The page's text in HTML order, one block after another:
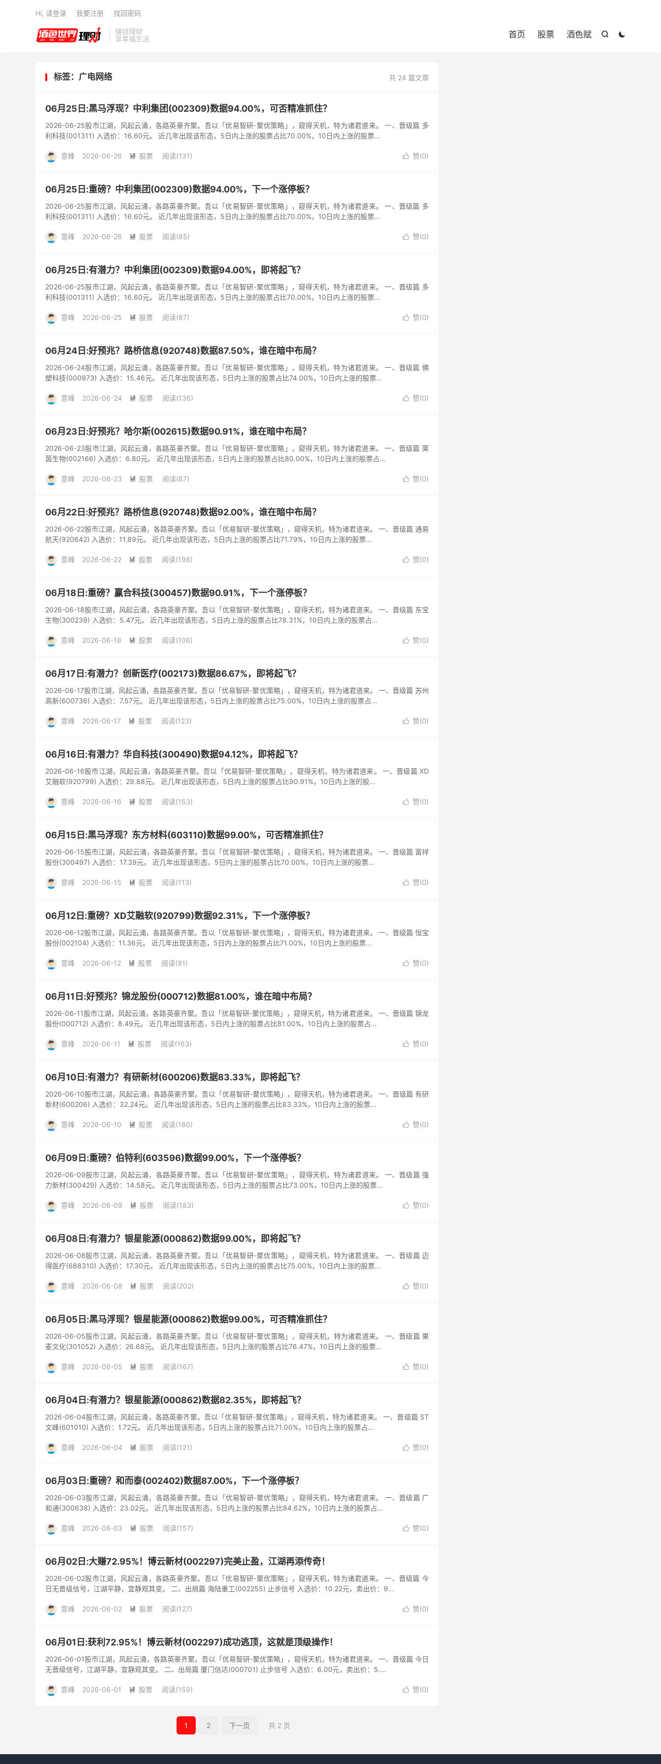
赚钱理财
享幸福生活


首页 股票 酒色赋
Hi, 请登录 我要注册 找回密码
共 24 篇文章
标签：广电网络
06月25日:黑马浮现？中利集团(002309)数据94.00%，可否精准抓住？
2026-06-25股市江湖，风起云涌，各路英豪齐聚。吾以「优易智研-聚优策略」，窥得天机，特为诸君道来。 一、晋级篇 多
利科技(001311) 入选价：16.60元。 近几年出现该形态，5日内上涨的股票占比70.00%，10日内上涨的股票...
 赞(0)
意峰 2026-06-26  股票 阅读(131)
06月25日:重磅？中利集团(002309)数据94.00%，下一个涨停板？
2026-06-25股市江湖，风起云涌，各路英豪齐聚。吾以「优易智研-聚优策略」，窥得天机，特为诸君道来。 一、晋级篇 多
利科技(001311) 入选价：16.60元。 近几年出现该形态，5日内上涨的股票占比70.00%，10日内上涨的股票...
 赞(0)
意峰 2026-06-26  股票 阅读(85)
06月25日:有潜力？中利集团(002309)数据94.00%，即将起飞？
2026-06-25股市江湖，风起云涌，各路英豪齐聚。吾以「优易智研-聚优策略」，窥得天机，特为诸君道来。 一、晋级篇 多
利科技(001311) 入选价：16.60元。 近几年出现该形态，5日内上涨的股票占比70.00%，10日内上涨的股票...
 赞(0)
意峰 2026-06-25  股票 阅读(87)
06月24日:好预兆？路桥信息(920748)数据87.50%，谁在暗中布局？
2026-06-24股市江湖，风起云涌，各路英豪齐聚。吾以「优易智研-聚优策略」，窥得天机，特为诸君道来。 一、晋级篇 佛
塑科技(000973) 入选价：15.46元。 近几年出现该形态，5日内上涨的股票占比74.00%，10日内上涨的股票...
 赞(0)
意峰 2026-06-24  股票 阅读(136)
06月23日:好预兆？哈尔斯(002615)数据90.91%，谁在暗中布局？
2026-06-23股市江湖，风起云涌，各路英豪齐聚。吾以「优易智研-聚优策略」，窥得天机，特为诸君道来。 一、晋级篇 莱
茵生物(002166) 入选价：6.80元。 近几年出现该形态，5日内上涨的股票占比80.00%，10日内上涨的股票占...
 赞(0)
意峰 2026-06-23  股票 阅读(87)
06月22日:好预兆？路桥信息(920748)数据92.00%，谁在暗中布局？
2026-06-22股市江湖，风起云涌，各路英豪齐聚。吾以「优易智研-聚优策略」，窥得天机，特为诸君道来。 一、晋级篇 通易
航天(920642) 入选价：11.89元。 近几年出现该形态，5日内上涨的股票占比71.79%，10日内上涨的股票...
 赞(0)
意峰 2026-06-22  股票 阅读(198)
06月18日:重磅？赢合科技(300457)数据90.91%，下一个涨停板？
2026-06-18股市江湖，风起云涌，各路英豪齐聚。吾以「优易智研-聚优策略」，窥得天机，特为诸君道来。 一、晋级篇 东宝
生物(300239) 入选价：5.47元。 近几年出现该形态，5日内上涨的股票占比78.31%，10日内上涨的股票占...
 赞(0)
意峰 2026-06-18  股票 阅读(106)
06月17日:有潜力？创新医疗(002173)数据86.67%，即将起飞？
2026-06-17股市江湖，风起云涌，各路英豪齐聚。吾以「优易智研-聚优策略」，窥得天机，特为诸君道来。 一、晋级篇 苏州
高新(600736) 入选价：7.57元。 近几年出现该形态，5日内上涨的股票占比75.00%，10日内上涨的股票占...
 赞(0)
意峰 2026-06-17  股票 阅读(123)
06月16日:有潜力？华自科技(300490)数据94.12%，即将起飞？
2026-06-16股市江湖，风起云涌，各路英豪齐聚。吾以「优易智研-聚优策略」，窥得天机，特为诸君道来。 一、晋级篇 XD
艾融软(920799) 入选价：29.88元。 近几年出现该形态，5日内上涨的股票占比90.91%，10日内上涨的股...
 赞(0)
意峰 2026-06-16  股票 阅读(153)
06月15日:黑马浮现？东方材料(603110)数据99.00%，可否精准抓住？
2026-06-15股市江湖，风起云涌，各路英豪齐聚。吾以「优易智研-聚优策略」，窥得天机，特为诸君道来。 一、晋级篇 富祥
股份(300497) 入选价：17.39元。 近几年出现该形态，5日内上涨的股票占比70.00%，10日内上涨的股票...
 赞(0)
意峰 2026-06-15  股票 阅读(113)
06月12日:重磅？XD艾融软(920799)数据92.31%，下一个涨停板？
2026-06-12股市江湖，风起云涌，各路英豪齐聚。吾以「优易智研-聚优策略」，窥得天机，特为诸君道来。 一、晋级篇 恒宝
股份(002104) 入选价：11.36元。 近几年出现该形态，5日内上涨的股票占比71.00%，10日内上涨的股票...
 赞(0)
意峰 2026-06-12  股票 阅读(91)
06月11日:好预兆？锦龙股份(000712)数据81.00%，谁在暗中布局？
2026-06-11股市江湖，风起云涌，各路英豪齐聚。吾以「优易智研-聚优策略」，窥得天机，特为诸君道来。 一、晋级篇 锦龙
股份(000712) 入选价：8.49元。 近几年出现该形态，5日内上涨的股票占比81.00%，10日内上涨的股票占...
 赞(0)
意峰 2026-06-11  股票 阅读(163)
06月10日:有潜力？有研新材(600206)数据83.33%，即将起飞？
2026-06-10股市江湖，风起云涌，各路英豪齐聚。吾以「优易智研-聚优策略」，窥得天机，特为诸君道来。 一、晋级篇 有研
新材(600206) 入选价：32.24元。 近几年出现该形态，5日内上涨的股票占比83.33%，10日内上涨的股票...
 赞(0)
意峰 2026-06-10  股票 阅读(160)
06月09日:重磅？伯特利(603596)数据99.00%，下一个涨停板？
2026-06-09股市江湖，风起云涌，各路英豪齐聚。吾以「优易智研-聚优策略」，窥得天机，特为诸君道来。 一、晋级篇 强
力新材(300429) 入选价：14.58元。 近几年出现该形态，5日内上涨的股票占比73.00%，10日内上涨的股票...
 赞(0)
意峰 2026-06-09  股票 阅读(183)
06月08日:有潜力？银星能源(000862)数据99.00%，即将起飞？
2026-06-08股市江湖，风起云涌，各路英豪齐聚。吾以「优易智研-聚优策略」，窥得天机，特为诸君道来。 一、晋级篇 迈
得医疗(688310) 入选价：17.30元。 近几年出现该形态，5日内上涨的股票占比75.00%，10日内上涨的股票...
 赞(0)
意峰 2026-06-08  股票 阅读(202)
06月05日:黑马浮现？银星能源(000862)数据99.00%，可否精准抓住？
2026-06-05股市江湖，风起云涌，各路英豪齐聚。吾以「优易智研-聚优策略」，窥得天机，特为诸君道来。 一、晋级篇 果
麦文化(301052) 入选价：26.68元。 近几年出现该形态，5日内上涨的股票占比76.47%，10日内上涨的股票...
 赞(0)
意峰 2026-06-05  股票 阅读(167)
06月04日:有潜力？银星能源(000862)数据82.35%，即将起飞？
2026-06-04股市江湖，风起云涌，各路英豪齐聚。吾以「优易智研-聚优策略」，窥得天机，特为诸君道来。 一、晋级篇 ST
文峰(601010) 入选价：1.72元。 近几年出现该形态，5日内上涨的股票占比71.00%，10日内上涨的股票占...
 赞(0)
意峰 2026-06-04  股票 阅读(121)
06月03日:重磅？和而泰(002402)数据87.00%，下一个涨停板？
2026-06-03股市江湖，风起云涌，各路英豪齐聚。吾以「优易智研-聚优策略」，窥得天机，特为诸君道来。 一、晋级篇 广
和通(300638) 入选价：23.02元。 近几年出现该形态，5日内上涨的股票占比84.62%，10日内上涨的股票占...
 赞(0)
意峰 2026-06-03  股票 阅读(157)
06月02日:大赚72.95%！博云新材(002297)完美止盈，江湖再添传奇！
2026-06-02股市江湖，风起云涌，各路英豪齐聚。吾以「优易智研-聚优策略」，窥得天机，特为诸君道来。 一、晋级篇 今
日无晋级信号，江湖平静，宜静观其变。 二、出局篇 海陆重工(002255) 止步信号 入选价：10.22元，卖出价：9...
 赞(0)
意峰 2026-06-02  股票 阅读(127)
06月01日:获利72.95%！博云新材(002297)成功逃顶，这就是顶级操作！
2026-06-01股市江湖，风起云涌，各路英豪齐聚。吾以「优易智研-聚优策略」，窥得天机，特为诸君道来。 一、晋级篇 今日
无晋级信号，江湖平静，宜静观其变。 二、出局篇 厦门信达(000701) 止步信号 入选价：6.00元，卖出价：5....
 赞(0)
意峰 2026-06-01  股票 阅读(159)
1 2 下一页 共 2 页